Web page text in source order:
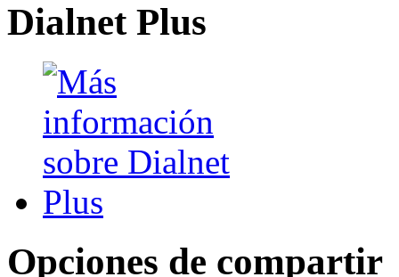
Dialnet Plus
Opciones de compartir